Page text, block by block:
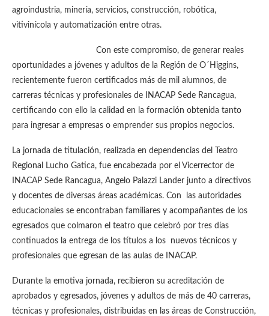
agroindustria, minería, servicios, construcción, robótica,
vitivinícola y automatización entre otras.
Con este compromiso, de generar reales
oportunidades a jóvenes y adultos de la Región de O´Higgins,
recientemente fueron certificados más de mil alumnos, de
carreras técnicas y profesionales de INACAP Sede Rancagua,
certificando con ello la calidad en la formación obtenida tanto
para ingresar a empresas o emprender sus propios negocios.
La jornada de titulación, realizada en dependencias del Teatro
Regional Lucho Gatica, fue encabezada por el Vicerrector de
INACAP Sede Rancagua, Angelo Palazzi Lander junto a directivos
y docentes de diversas áreas académicas. Con las autoridades
educacionales se encontraban familiares y acompañantes de los
egresados que colmaron el teatro que celebró por tres días
continuados la entrega de los títulos a los nuevos técnicos y
profesionales que egresan de las aulas de INACAP.
Durante la emotiva jornada, recibieron su acreditación de
aprobados y egresados, jóvenes y adultos de más de 40 carreras,
técnicas y profesionales, distribuidas en las áreas de Construcción,